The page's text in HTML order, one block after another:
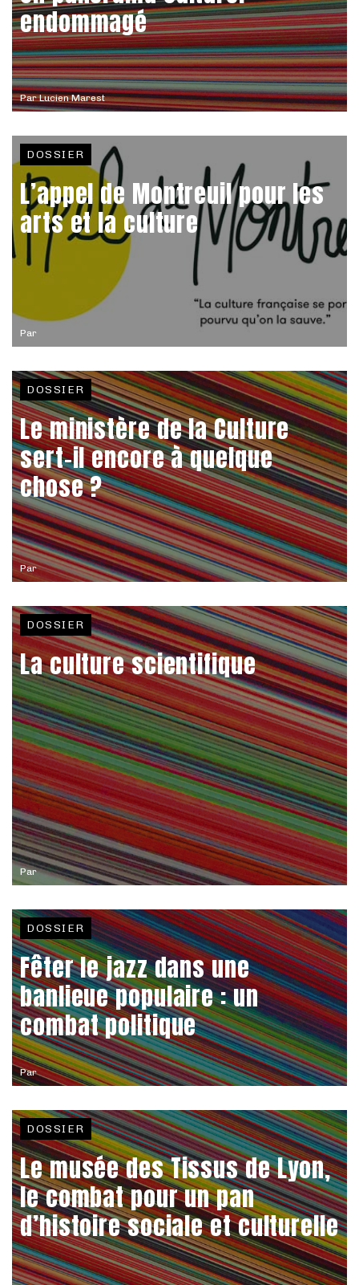
ParLucien Marest
endommagé
Par
DOSSIER
L’appel de Montreuil pour les
arts et la culture
Par
DOSSIER
Le ministère de la Culture
sert-il encore à quelque
chose ?
Par
DOSSIER
La culture scientifique
Par
DOSSIER
Fêter le jazz dans une
banlieue populaire : un
combat politique
DOSSIER
Le musée des Tissus de Lyon,
le combat pour un pan
d’histoire sociale et culturelle